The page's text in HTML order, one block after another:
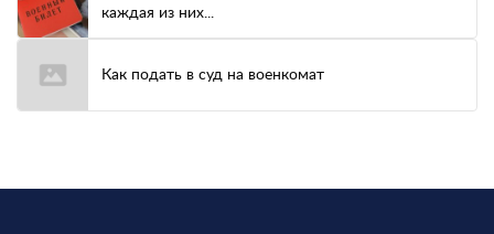
каждая из них...
Как подать в суд на военкомат